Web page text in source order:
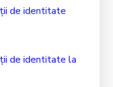
de identitate
de identitate la